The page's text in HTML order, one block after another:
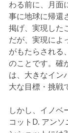
わる前に、月面
事に地球に帰還
掲げ、実現した
だが、実現によ
がもたらされる
のことです。確
は、大きなイン
大な目標・挑戦
しかし、イノベ
コットD. アン